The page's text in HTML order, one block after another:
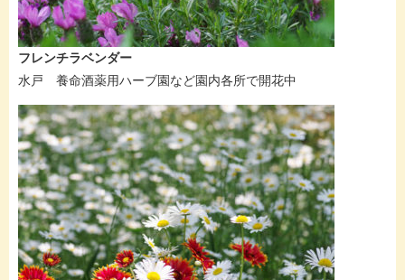
フレンチラベンダー
水戸 養命酒薬用ハーブ園など園内各所で開花中